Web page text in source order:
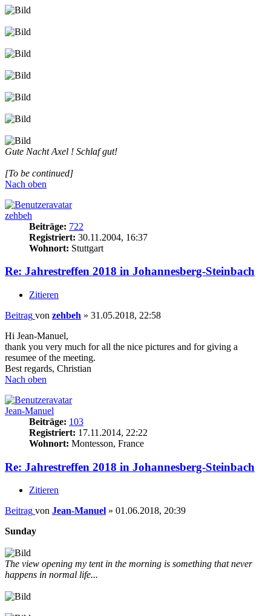
Gute Nacht Axel ! Schlaf gut!
[To be continued]
Nach oben
zehbeh
Beiträge: 722
Registriert: 30.11.2004, 16:37
Wohnort: Stuttgart
Re: Jahrestreffen 2018 in Johannesberg-Steinbach
Zitieren
Beitrag von zehbeh » 31.05.2018, 22:58
Hi Jean-Manuel,
thank you very much for all the nice pictures and for giving a
resumee of the meeting.
Best regards, Christian
Nach oben
Jean-Manuel
Beiträge: 103
Registriert: 17.11.2014, 22:22
Wohnort: Montesson, France
Re: Jahrestreffen 2018 in Johannesberg-Steinbach
Zitieren
Beitrag von Jean-Manuel » 01.06.2018, 20:39
Sunday
The view opening my tent in the morning is something that never
happens in normal life...